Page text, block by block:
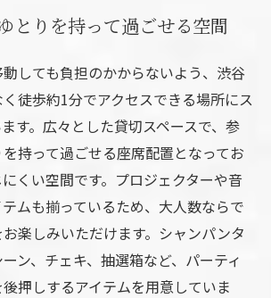
とりを持って過ごせる空間
しても負担のかからないよう、渋谷
徒歩約1分でアクセスできる場所にス
す。広々とした貸切スペースで、参
持って過ごせる座席配置となってお
くい空間です。プロジェクターや音
ムも揃っているため、大人数ならで
楽しみいただけます。シャンパンタ
ン、チェキ、抽選箱など、パーティ
押しするアイテムを用意していま